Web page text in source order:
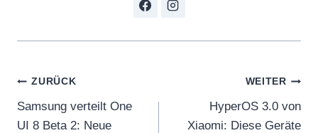
Beitragsnavigation
ZURÜCK
Samsung verteilt One
UI 8 Beta 2: Neue
WEITER
HyperOS 3.0 von
Xiaomi: Diese Geräte